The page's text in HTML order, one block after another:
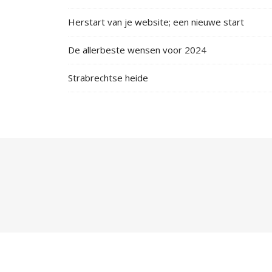
Herstart van je website; een nieuwe start
De allerbeste wensen voor 2024
Strabrechtse heide